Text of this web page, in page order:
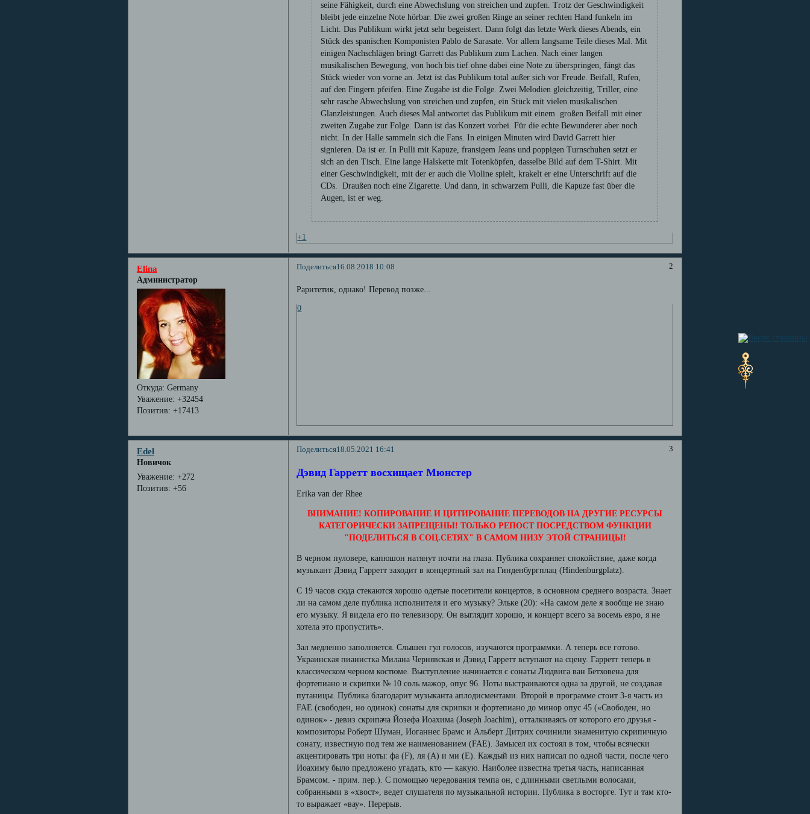
seine Fähigkeit, durch eine Abwechslung von streichen und zupfen. Trotz der Geschwindigkeit
bleibt jede einzelne Note hörbar. Die zwei großen Ringe an seiner rechten Hand funkeln im
Licht. Das Publikum wirkt jetzt sehr begeistert. Dann folgt das letzte Werk dieses Abends, ein
Stück des spanischen Komponisten Pablo de Sarasate. Vor allem langsame Teile dieses Mal. Mit
einigen Nachschlägen bringt Garrett das Publikum zum Lachen. Nach einer langen
musikalischen Bewegung, von hoch bis tief ohne dabei eine Note zu überspringen, fängt das
Stück wieder von vorne an. Jetzt ist das Publikum total außer sich vor Freude. Beifall, Rufen,
auf den Fingern pfeifen. Eine Zugabe ist die Folge. Zwei Melodien gleichzeitig, Triller, eine
sehr rasche Abwechslung von streichen und zupfen, ein Stück mit vielen musikalischen
Glanzleistungen. Auch dieses Mal antwortet das Publikum mit einem großen Beifall mit einer
zweiten Zugabe zur Folge. Dann ist das Konzert vorbei. Für die echte Bewunderer aber noch
nicht. In der Halle sammeln sich die Fans. In einigen Minuten wird David Garrett hier
signieren. Da ist er. In Pulli mit Kapuze, fransigem Jeans und poppigen Turnschuhen setzt er
sich an den Tisch. Eine lange Halskette mit Totenköpfen, dasselbe Bild auf dem T-Shirt. Mit
einer Geschwindigkeit, mit der er auch die Violine spielt, krakelt er eine Unterschrift auf die
CDs. Draußen noch eine Zigarette. Und dann, in schwarzem Pulli, die Kapuze fast über die
Augen, ist er weg.
+1
Поделиться 2
16.08.2018 10:08
Elina
Администратор
Откуда: Germany
Уважение: +32454
Позитив: +17413
Раритетик, однако! Перевод позже...
0
Поделиться 3
18.05.2021 16:41
Edel
Новичок
Уважение: +272
Позитив: +56
Дэвид Гарретт восхищает Мюнстер
Erika van der Rhee
ВНИМАНИЕ! КОПИРОВАНИЕ И ЦИТИРОВАНИЕ ПЕРЕВОДОВ НА ДРУГИЕ РЕСУРСЫ
КАТЕГОРИЧЕСКИ ЗАПРЕЩЕНЫ! ТОЛЬКО РЕПОСТ ПОСРЕДСТВОМ ФУНКЦИИ
"ПОДЕЛИТЬСЯ В СОЦ.СЕТЯХ" В САМОМ НИЗУ ЭТОЙ СТРАНИЦЫ!
В черном пуловере, капюшон натянут почти на глаза. Публика сохраняет спокойствие, даже когда
музыкант Дэвид Гарретт заходит в концертный зал на Гинденбургплац (Hindenburgplatz).
С 19 часов сюда стекаются хорошо одетые посетители концертов, в основном среднего возраста. Знает
ли на самом деле публика исполнителя и его музыку? Эльке (20): «На самом деле я вообще не знаю
его музыку. Я видела его по телевизору. Он выглядит хорошо, и концерт всего за восемь евро, я не
хотела это пропустить».
Зал медленно заполняется. Слышен гул голосов, изучаются программки. А теперь все готово.
Украинская пианистка Милана Чернявская и Дэвид Гарретт вступают на сцену. Гарретт теперь в
классическом черном костюме. Выступление начинается с сонаты Людвига ван Бетховена для
фортепиано и скрипки № 10 соль мажор, опус 96. Ноты выстраиваются одна за другой, не создавая
путаницы. Публика благодарит музыканта аплодисментами. Второй в программе стоит 3-я часть из
FAE (свободен, но одинок) сонаты для скрипки и фортепиано до минор опус 45 («Свободен, но
одинок» - девиз скрипача Йозефа Иоахима (Joseph Joachim), отталкиваясь от которого его друзья -
композиторы Роберт Шуман, Иоганнес Брамс и Альберт Дитрих сочинили знаменитую скрипичную
сонату, известную под тем же наименованием (FAE). Замысел их состоял в том, чтобы всячески
акцентировать три ноты: фа (F), ля (A) и ми (E). Каждый из них написал по одной части, после чего
Иоахиму было предложено угадать, кто — какую. Наиболее известна третья часть, написанная
Брамсом. - прим. пер.). С помощью чередования темпа он, с длинными светлыми волосами,
собранными в «хвост», ведет слушателя по музыкальной истории. Публика в восторге. Тут и там кто-
то выражает «вау». Перерыв.